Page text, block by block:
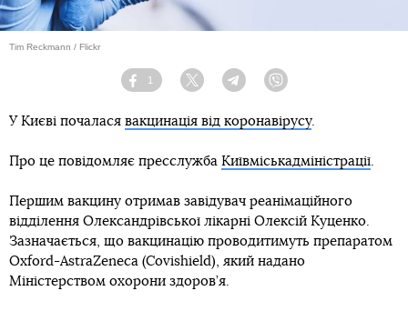
Tim Reckmann / Flickr
Facebook
1
Twitter TelegramViber
У Києві почалася вакцинація від коронавірусу.
Про це повідомляє пресслужба Київміськадміністрації.
Першим вакцину отримав завідувач реанімаційного
відділення Олександрівської лікарні Олексій Куценко.
Зазначається, що вакцинацію проводитимуть препаратом
Oxford-AstraZeneca (Covishield), який надано
Міністерством охорони здоров’я.